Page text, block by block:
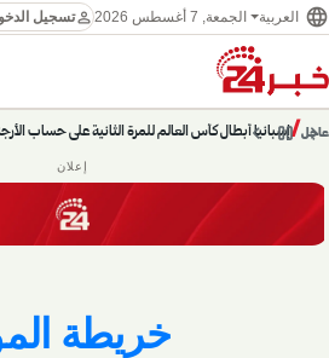
language العربية الجمعة, 7 أغسطس 2026 personتسجيل
عاجل/إسبانيا أبطال كأس العالم للمرة الثانية على حساب chevron_right
pause
chevron_left
إعلان
خريطة